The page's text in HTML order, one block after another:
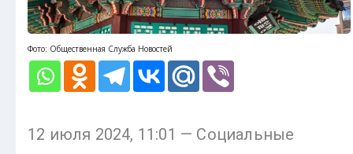
Фото: Общественная Служба Новостей
12 июля 2024, 11:01 — Социальные